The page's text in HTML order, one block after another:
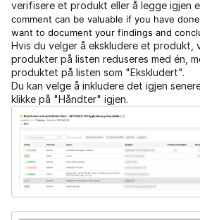
verifisere et produkt eller å legge igjen
comment can be valuable if you have
want to document your findings and
Hvis du velger å ekskludere et
produkter på listen reduseres med én,
produktet på listen som "Ekskludert".
Du kan velge å inkludere det igjen
klikke på "Håndter" igjen.